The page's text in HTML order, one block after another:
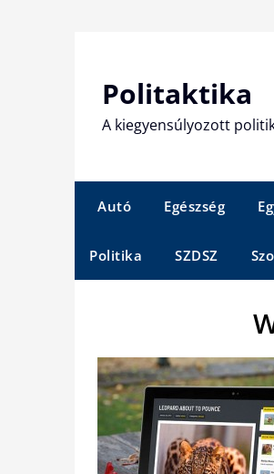
Politaktika
A kiegyensúlyozott
Autó Egészség
Politika SZDSZ